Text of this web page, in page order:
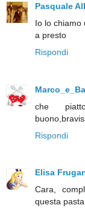
Pasquale
Io lo chiamo
a presto
Rispondi
che
Rispondi
Elisa
Cara,
questa